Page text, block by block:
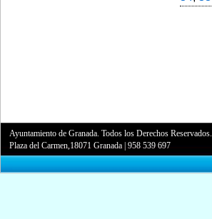
Ayuntamiento de Granada. Todos los Derechos Reservados.
Plaza del Carmen,18071 Granada |958 539 697